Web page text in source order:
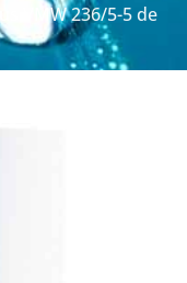
VMW 236/5-5 de